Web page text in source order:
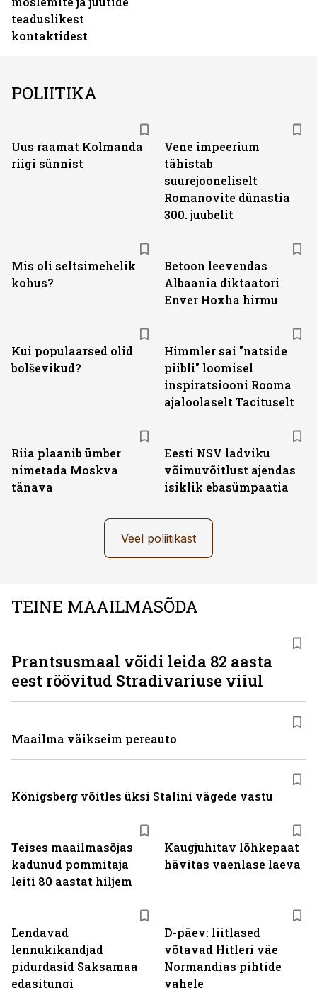
teaduslikest
kontaktidest
POLIITIKA
Uus raamat Kolmanda
riigi sünnist
Vene impeerium
tähistab
suurejooneliselt
Romanovite dünastia
300. juubelit
Mis oli seltsimehelik
kohus?
Betoon leevendas
Albaania diktaatori
Enver Hoxha hirmu
Kui populaarsed olid
bolševikud?
Himmler sai "natside
piibli" loomisel
inspiratsiooni Rooma
ajaloolaselt Tacituselt
Riia plaanib ümber
nimetada Moskva
tänava
Eesti NSV ladviku
võimuvõitlust ajendas
isiklik ebasümpaatia
Veel poliitikast
TEINE MAAILMASÕDA
Teises maailmasõjas
kadunud pommitaja
leiti 80 aastat hiljem
Kaugjuhitav lõhkepaat
hävitas vaenlase laeva
Lendavad
lennukikandjad
pidurdasid Saksamaa
edasitungi
D-päev: liitlased
võtavad Hitleri väe
Normandias pihtide
vahele
Prantsusmaal võidi leida 82 aasta
eest röövitud Stradivariuse viiul
Maailma väikseim pereauto
Königsberg võitles üksi Stalini vägede vastu